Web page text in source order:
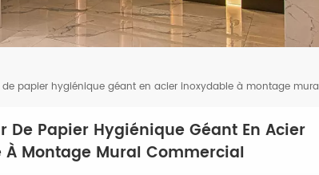
de papier hygiénique géant en acier inoxydable à montage
De Papier Hygiénique Géant En Acier
Montage Mural Commercial